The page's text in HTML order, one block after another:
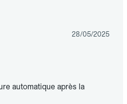
28/05/2025
automatique après la